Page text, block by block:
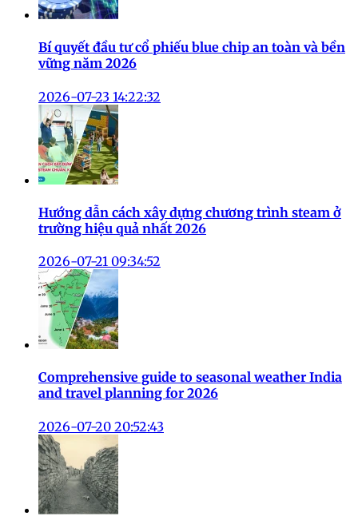
Bí quyết đầu tư cổ phiếu blue chip an toàn và bền
vững năm 2026
2026-07-23 14:22:32
Hướng dẫn cách xây dựng chương trình steam ở
trường hiệu quả nhất 2026
2026-07-21 09:34:52
Comprehensive guide to seasonal weather India
and travel planning for 2026
2026-07-20 20:52:43